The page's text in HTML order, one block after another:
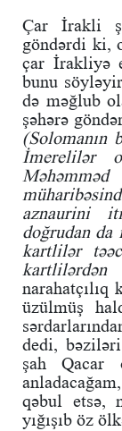
Çar İrakli
göndərdi ki,
çar İrakliyə
bunu
də məğlub
şəhərə
(Solomanın
İmerelilər
aznaurini
doğrudan
kartlilər
kartlilərdən
narahatçılıq
üzülmüş
dedi,
şah
qəbul etsə,
yığışıb öz